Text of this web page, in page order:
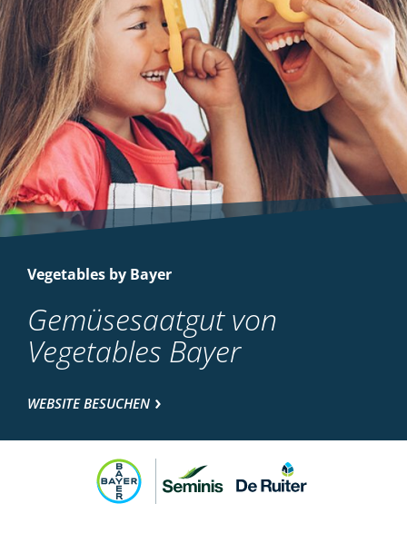
Vegetables by Bayer
Gemüsesaatgut von
Vegetables Bayer
WEBSITE BESUCHEN